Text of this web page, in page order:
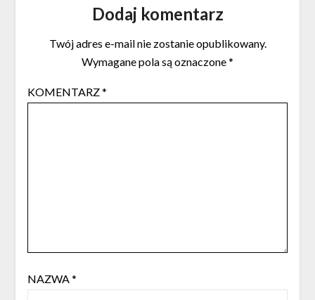
Dodaj komentarz
Twój adres e-mail nie zostanie opublikowany.
Wymagane pola są oznaczone*
KOMENTARZ*
NAZWA*